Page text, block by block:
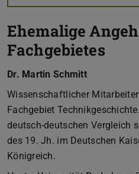
Ehemalige
Fachgebietes
Dr. Martin Schmitt
Wissenschaftlicher
Fachgebiet
deutsch-deutschen Vergleich
des 19. Jh. im Deutschen
Königreich.